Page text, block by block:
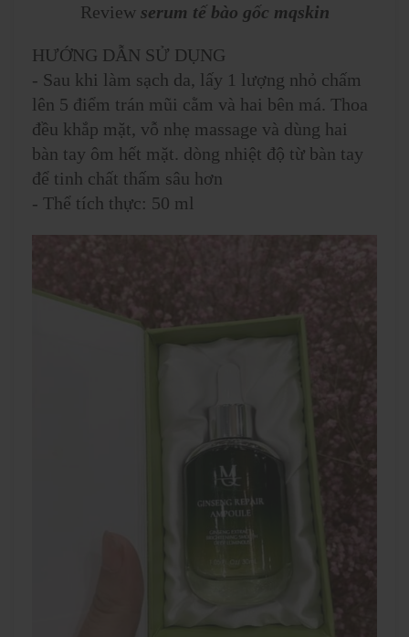
Reviewserum tế bào gốc mqskin
HƯỚNG DẪN SỬ DỤNG
- Sau khi làm sạch da, lấy 1 lượng nhỏ chấm
lên 5 điểm trán mũi cằm và hai bên má. Thoa
đều khắp mặt, vỗ nhẹ massage và dùng hai
bàn tay ôm hết mặt. dòng nhiệt độ từ bàn tay
để tinh chất thấm sâu hơn
- Thể tích thực: 50 ml